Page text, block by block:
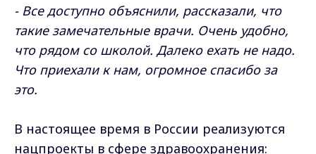
- Все доступно объяснили, рассказали, что
такие замечательные врачи. Очень удобно,
что рядом со школой. Далеко ехать не надо.
Что приехали к нам, огромное спасибо за
это.
В настоящее время в России реализуются
нацпроекты в сфере здравоохранения: